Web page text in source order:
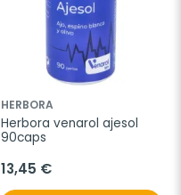
HERBORA
Herbora venarol ajesol
90caps
13,45 €